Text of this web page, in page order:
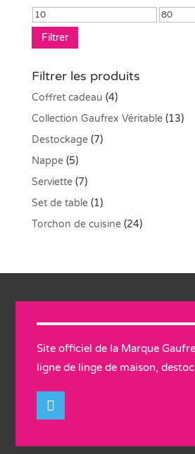
Prix
min
Prix
Filtrer
Filtrer les produits
Coffret cadeau (4)
Collection Gaufrex Véritable (13)
Destockage (7)
Nappe (5)
Serviette (7)
Set de table (1)
Torchon de cuisine (24)
Site officiel de la Marque
ligne de linge de maison,